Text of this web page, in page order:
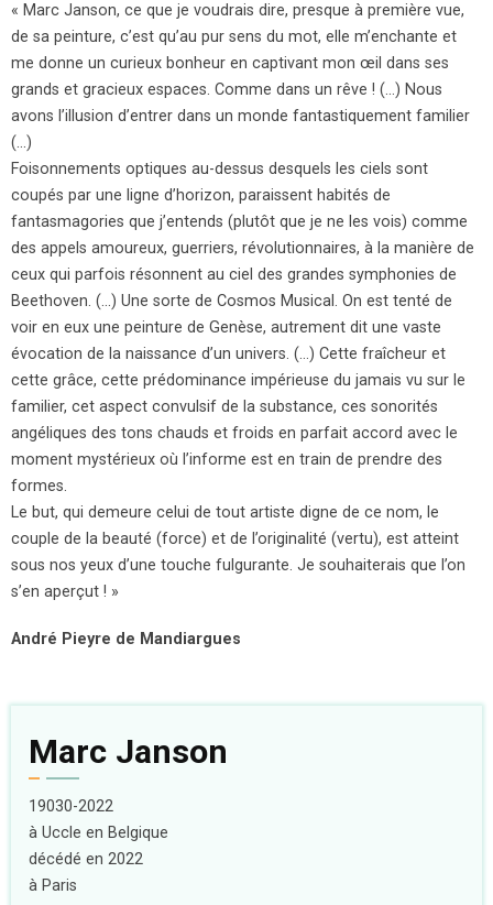
« Marc Janson, ce que je voudrais dire, presque à première vue,
de sa peinture, c’est qu’au pur sens du mot, elle m’enchante et
me donne un curieux bonheur en captivant mon œil dans ses
grands et gracieux espaces. Comme dans un rêve ! (…) Nous
avons l’illusion d’entrer dans un monde fantastiquement familier
(…)
Foisonnements optiques au-dessus desquels les ciels sont
coupés par une ligne d’horizon, paraissent habités de
fantasmagories que j’entends (plutôt que je ne les vois) comme
des appels amoureux, guerriers, révolutionnaires, à la manière de
ceux qui parfois résonnent au ciel des grandes symphonies de
Beethoven. (…) Une sorte de Cosmos Musical. On est tenté de
voir en eux une peinture de Genèse, autrement dit une vaste
évocation de la naissance d’un univers. (…) Cette fraîcheur et
cette grâce, cette prédominance impérieuse du jamais vu sur le
familier, cet aspect convulsif de la substance, ces sonorités
angéliques des tons chauds et froids en parfait accord avec le
moment mystérieux où l’informe est en train de prendre des
formes.
Le but, qui demeure celui de tout artiste digne de ce nom, le
couple de la beauté (force) et de l’originalité (vertu), est atteint
sous nos yeux d’une touche fulgurante. Je souhaiterais que l’on
s’en aperçut ! »
André Pieyre de Mandiargues
Marc Janson
19030-2022
à Uccle en Belgique
décédé en 2022
à Paris